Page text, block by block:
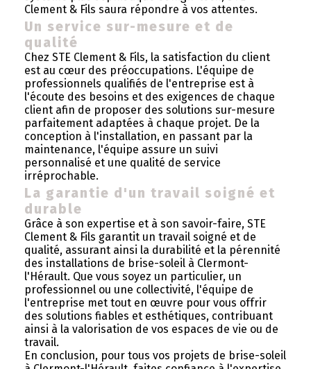
Clement & Fils saura répondre à vos attentes.
Un service sur-mesure et de
qualité
Chez STE Clement & Fils, la satisfaction du client
est au cœur des préoccupations. L'équipe de
professionnels qualifiés de l'entreprise est à
l'écoute des besoins et des exigences de chaque
client afin de proposer des solutions sur-mesure
parfaitement adaptées à chaque projet. De la
conception à l'installation, en passant par la
maintenance, l'équipe assure un suivi
personnalisé et une qualité de service
irréprochable.
La garantie d'un travail soigné et
durable
Grâce à son expertise et à son savoir-faire, STE
Clement & Fils garantit un travail soigné et de
qualité, assurant ainsi la durabilité et la pérennité
des installations de brise-soleil à Clermont-
l'Hérault. Que vous soyez un particulier, un
professionnel ou une collectivité, l'équipe de
l'entreprise met tout en œuvre pour vous offrir
des solutions fiables et esthétiques, contribuant
ainsi à la valorisation de vos espaces de vie ou de
travail.
En conclusion, pour tous vos projets de brise-soleil